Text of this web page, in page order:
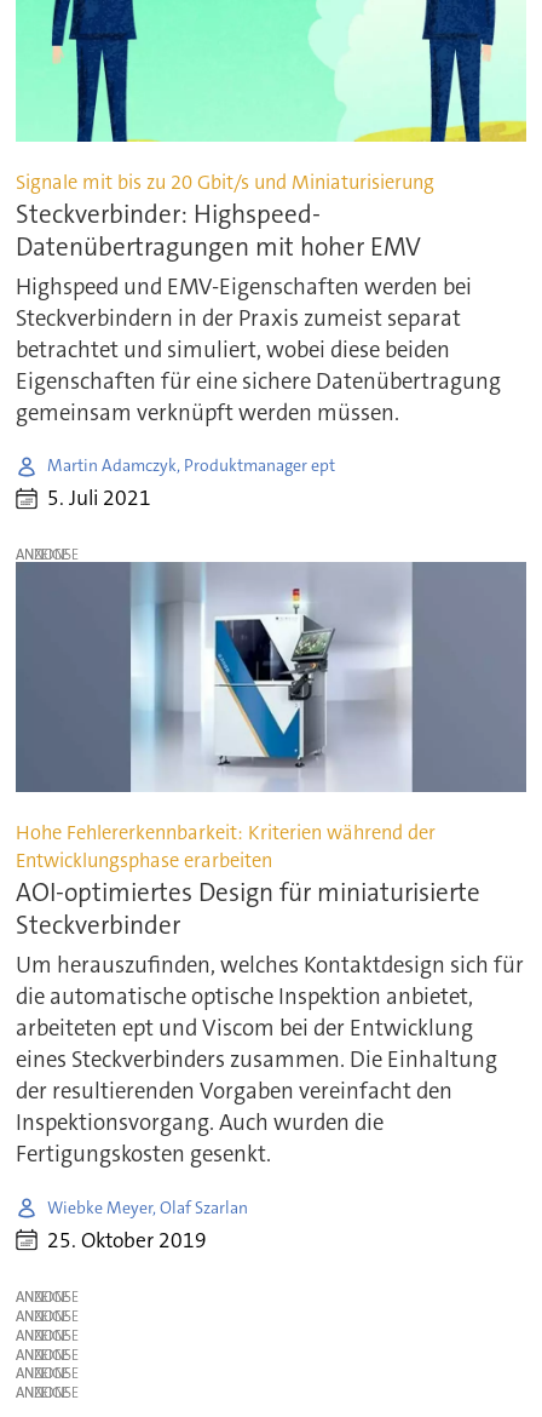
Signale mit bis zu 20 Gbit/s und Miniaturisierung
Steckverbinder: Highspeed-
Datenübertragungen mit hoher EMV
Highspeed und EMV-Eigenschaften werden bei
Steckverbindern in der Praxis zumeist separat
betrachtet und simuliert, wobei diese beiden
Eigenschaften für eine sichere Datenübertragung
gemeinsam verknüpft werden müssen.
Martin Adamczyk, Produktmanager ept
5. Juli 2021
ANZEIGE
Hohe Fehlererkennbarkeit: Kriterien während der
Entwicklungsphase erarbeiten
AOI-optimiertes Design für miniaturisierte
Steckverbinder
Um herauszufinden, welches Kontaktdesign sich für
die automatische optische Inspektion anbietet,
arbeiteten ept und Viscom bei der Entwicklung
eines Steckverbinders zusammen. Die Einhaltung
der resultierenden Vorgaben vereinfacht den
Inspektionsvorgang. Auch wurden die
Fertigungskosten gesenkt.
Wiebke Meyer, Olaf Szarlan
25. Oktober 2019
ANZEIGE
ANZEIGE
ANZEIGE
ANZEIGE
ANZEIGE
ANZEIGE